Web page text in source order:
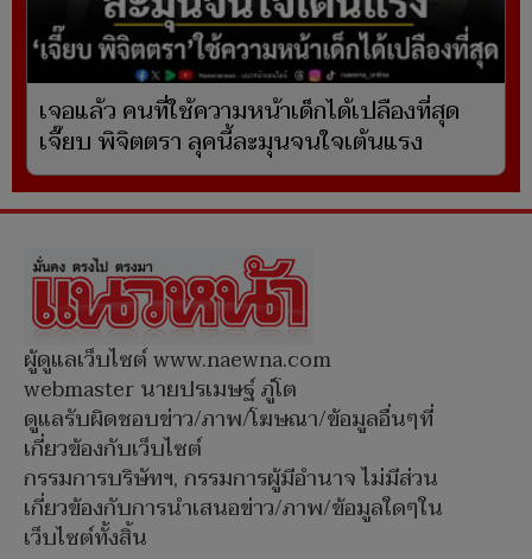
เจอแล้ว คนที่ใช้ความหน้าเด็กได้เปลืองที่สุด
เจี๊ยบ พิจิตตรา ลุคนี้ละมุนจนใจเต้นแรง
ผู้ดูแลเว็บไซต์ www.naewna.com
webmaster นายปรเมษฐ์ ภู่โต
ดูแลรับผิดชอบข่าว/ภาพ/โฆษณา/ข้อมูลอื่นๆที่
เกี่ยวข้องกับเว็บไซต์
กรรมการบริษัทฯ, กรรมการผู้มีอำนาจ ไม่มีส่วน
เกี่ยวข้องกับการนำเสนอข่าว/ภาพ/ข้อมูลใดๆใน
เว็บไซต์ทั้งสิ้น